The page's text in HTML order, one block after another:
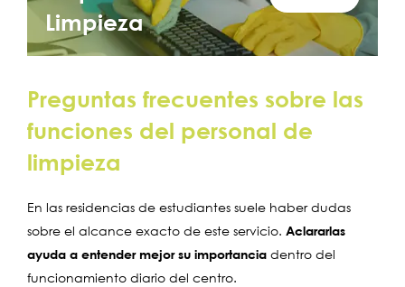
Limpieza
Preguntas frecuentes sobre las
funciones del personal de
limpieza
En las residencias de estudiantes suele haber dudas
sobre el alcance exacto de este servicio. Aclararlas
ayuda a entender mejor su importancia dentro del
funcionamiento diario del centro.